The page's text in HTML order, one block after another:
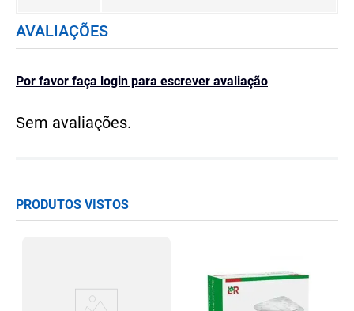
AVALIAÇÕES
Por favor faça login para escrever avaliação
Sem avaliações.
PRODUTOS VISTOS